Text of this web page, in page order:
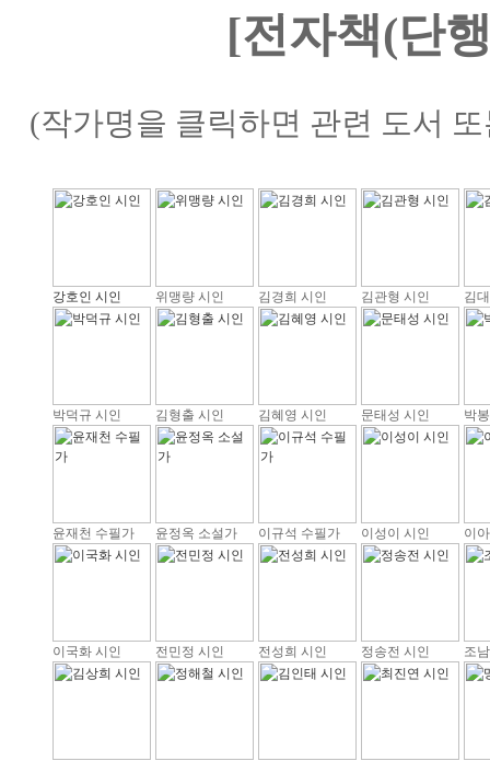
[전자책(단
(작가명을 클릭하면 관련 도서
강호인 시인 위맹량 시인 김경희 시인 김관형 시인 김
박덕규 시인 김형출 시인 김혜영 시인 문태성 시인 박
윤재천 수필가 윤정옥 소설가 이규석 수필가 이성이 시인 이
이국화 시인 전민정 시인 전성희 시인 정송전 시인 조